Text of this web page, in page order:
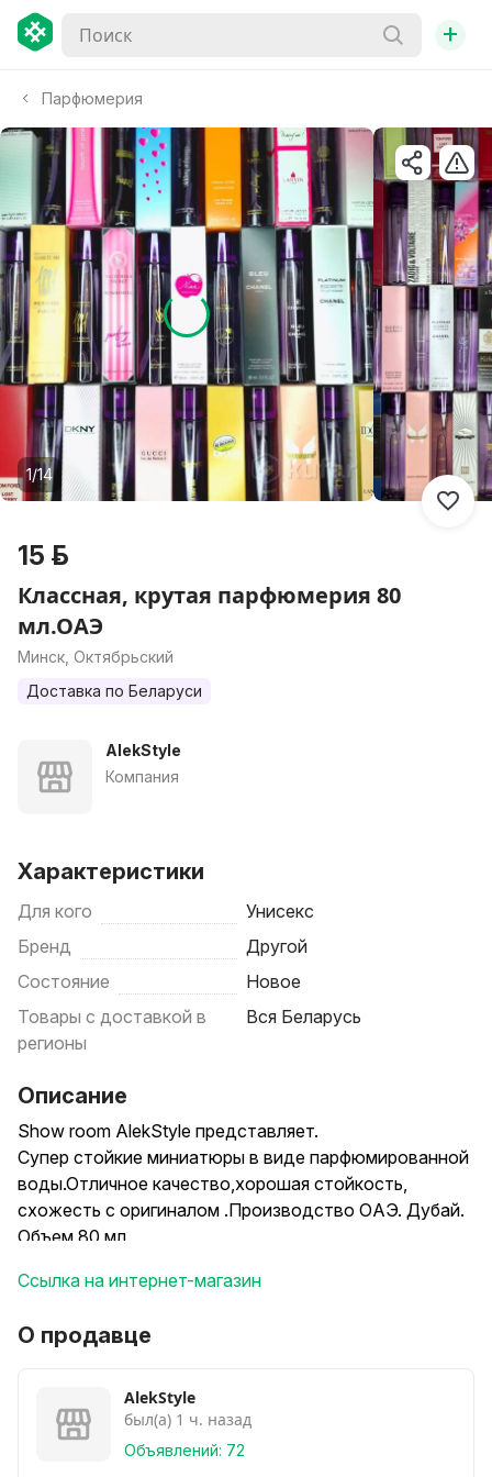
+
Парфюмерия
1/14
15 р.
Классная, крутая парфюмерия 80
мл.ОАЭ
Минск, Октябрьский
Доставка по Беларуси
AlekStyle
Компания
Характеристики
Для кого
Унисекс
Бренд
Другой
Состояние
Новое
Товары с доставкой в
регионы
Вся Беларусь
Описание
Show room АlekStyle представляет.
Супер стойкие миниатюры в виде парфюмированной
воды.Отличное качество,хорошая стойкость,
схожесть с оригиналом .Производство ОАЭ. Дубай.
Объем 80 мл.
ароматах более 10 час..
Минску Беларуси Белпочтой/Европочтой
Всем покупателям дарим скидки и подарки.
Список ассортимента;
1.Cacharel Amor Amor
Ссылка на интернет-магазин
О продавце
AlekStyle
был(а) 1 ч. назад
Объявлений: 72